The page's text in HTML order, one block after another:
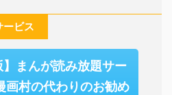
ビス
】まんが読み放題サー
画村の代わりのお勧め